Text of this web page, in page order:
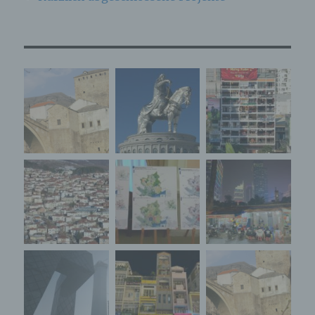
Verarbeitung von personenbezogenen Daten
die bestimmten Kriterien seiner Benennung
nach dem Unionsrecht oder dem Recht der
Mitgliedstaaten vorgesehen werden.
h) Auftragsverarbeiter
Auftragsverarbeiter ist eine natürliche oder
juristische Person, Behörde, Einrichtung oder
andere Stelle, die personenbezogene Daten im
Auftrag des Verantwortlichen verarbeitet.
i) Empfänger
Empfänger ist eine natürliche oder juristische
Person, Behörde, Einrichtung oder andere
Stelle, der personenbezogene Daten